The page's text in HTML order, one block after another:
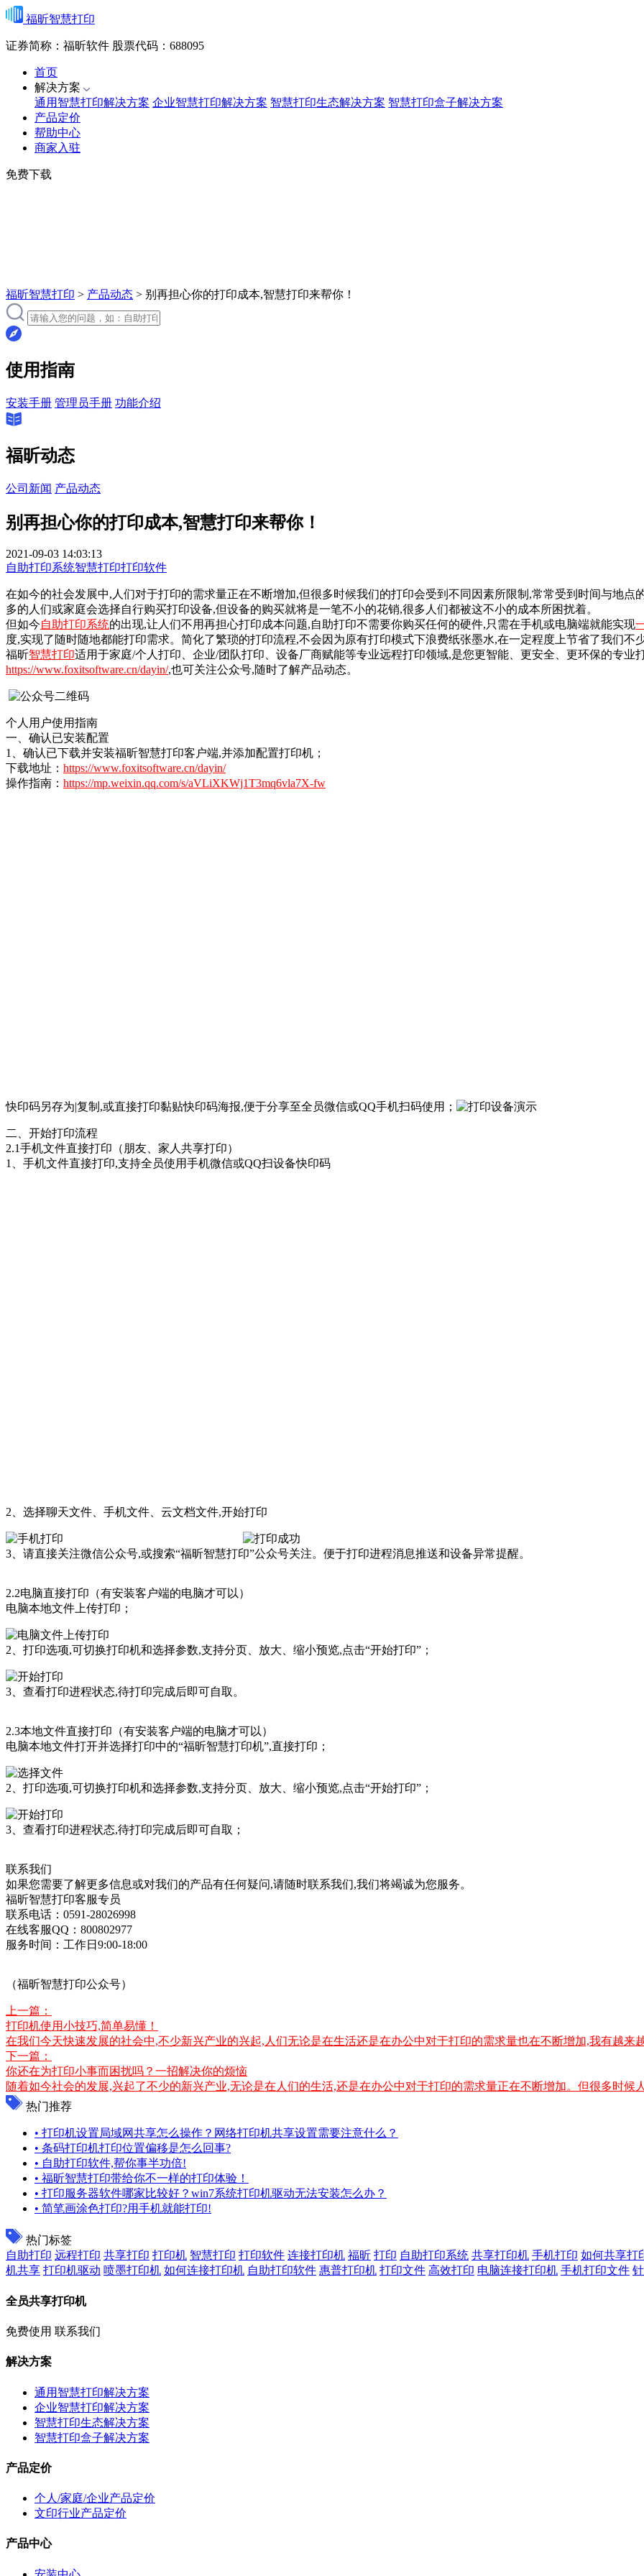
福昕智慧打印
证券简称：福昕软件 股票代码：688095
首页
解决方案
通用智慧打印解决方案 企业智慧打印解决方案 智慧打印生态解决方案 智慧打印盒子解决方案
产品定价
帮助中心
商家入驻
免费下载
福昕智慧打印 > 产品动态 > 别再担心你的打印成本,智慧打印来帮你！
使用指南
安装手册 管理员手册 功能介绍
福昕动态
公司新闻 产品动态
别再担心你的打印成本,智慧打印来帮你！
2021-09-03 14:03:13
自助打印系统智慧打印打印软件
在如今的社会发展中,人们对于打印的需求量正在不断增加,但很多时候我们的打印会受到不同因素所限制,常常受到时间与地
多的人们或家庭会选择自行购买打印设备,但设备的购买就将是一笔不小的花销,很多人们都被这不小的成本所困扰着。
但如今自助打印系统的出现,让人们不用再担心打印成本问题,自助打印不需要你购买任何的硬件,只需在手机或电脑端就能实现
度,实现了随时随地都能打印需求。简化了繁琐的打印流程,不会因为原有打印模式下浪费纸张墨水,在一定程度上节省了我们不
福昕智慧打印适用于家庭/个人打印、企业/团队打印、设备厂商赋能等专业远程打印领域,是您更智能、更安全、更环保的专业
https://www.foxitsoftware.cn/dayin/,也可关注公众号,随时了解产品动态。
个人用户使用指南
一、确认已安装配置
1、确认已下载并安装福昕智慧打印客户端,并添加配置打印机；
下载地址： https://www.foxitsoftware.cn/dayin/
操作指南： https://mp.weixin.qq.com/s/aVLiXKWj1T3mq6vla7X-fw
快印码另存为|复制,或直接打印黏贴快印码海报,便于分享至全员微信或QQ手机扫码使用；
二、开始打印流程
2.1手机文件直接打印（朋友、家人共享打印）
1、手机文件直接打印,支持全员使用手机微信或QQ扫设备快印码
2、选择聊天文件、手机文件、云文档文件,开始打印
3、请直接关注微信公众号,或搜索“福昕智慧打印”公众号关注。便于打印进程消息推送和设备异常提醒。
2.2电脑直接打印（有安装客户端的电脑才可以）
电脑本地文件上传打印；
2、打印选项,可切换打印机和选择参数,支持分页、放大、缩小预览,点击“开始打印”；
3、查看打印进程状态,待打印完成后即可自取。
2.3本地文件直接打印（有安装客户端的电脑才可以）
电脑本地文件打开并选择打印中的“福昕智慧打印机”,直接打印；
2、打印选项,可切换打印机和选择参数,支持分页、放大、缩小预览,点击“开始打印”；
3、查看打印进程状态,待打印完成后即可自取；
联系我们
如果您需要了解更多信息或对我们的产品有任何疑问,请随时联系我们,我们将竭诚为您服务。
福昕智慧打印客服专员
联系电话：0591-28026998
在线客服QQ：800802977
服务时间：工作日9:00-18:00
（福昕智慧打印公众号）
上一篇：
打印机使用小技巧,简单易懂！
在我们今天快速发展的社会中,不少新兴产业的兴起,人们无论是在生活还是在办公中对于打印的需求量也在不断增加,我有越来
下一篇：
你还在为打印小事而困扰吗？一招解决你的烦恼
随着如今社会的发展,兴起了不少的新兴产业,无论是在人们的生活,还是在办公中对于打印的需求量正在不断增加。但很多时候
热门推荐
• 打印机设置局域网共享怎么操作？网络打印机共享设置需要注意什么？
• 条码打印机打印位置偏移是怎么回事?
• 自助打印软件,帮你事半功倍!
• 福昕智慧打印带给你不一样的打印体验！
• 打印服务器软件哪家比较好？win7系统打印机驱动无法安装怎么办？
• 简笔画涂色打印?用手机就能打印!
热门标签
自助打印 远程打印 共享打印 打印机 智慧打印 打印软件 连接打印机 福昕 打印 自助打印系统 共享打印机 手机打印 如何共享打
机共享 打印机驱动 喷墨打印机 如何连接打印机 自助打印软件 惠普打印机 打印文件 高效打印 电脑连接打印机 手机打印文件
全员共享打印机
免费使用 联系我们
解决方案
通用智慧打印解决方案
企业智慧打印解决方案
智慧打印生态解决方案
智慧打印盒子解决方案
产品定价
个人/家庭/企业产品定价
文印行业产品定价
产品中心